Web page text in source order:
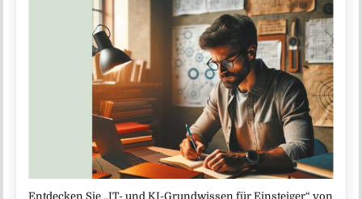
Entdecken Sie „IT- und KI-Grundwissen für Einsteiger“ von